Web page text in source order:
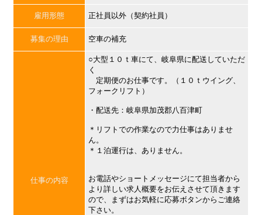
雇用形態 正社員以外（契約社員）
募集の理由 空車の補充
仕事の内容
○大型１０ｔ車にて、岐阜県に配送していただ
く
定期便のお仕事です。（１０ｔウイング、
フォークリフト）
・配送先：岐阜県加茂郡八百津町
＊リフトでの作業なので力仕事はありませ
ん。
＊１泊運行は、ありません。
お電話やショートメッセージにて担当者から
より詳しい求人概要をお伝えさせて頂きます
ので、まずはお気軽に応募ボタンからご連絡
下さい。